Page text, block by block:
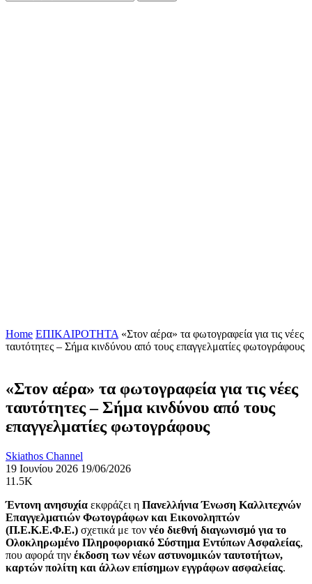
Home ΕΠΙΚΑΙΡΟΤΗΤΑ «Στον αέρα» τα φωτογραφεία για τις νέες
ταυτότητες – Σήμα κινδύνου από τους επαγγελματίες φωτογράφους
«Στον αέρα» τα φωτογραφεία για τις νέες
ταυτότητες – Σήμα κινδύνου από τους
επαγγελματίες φωτογράφους
Skiathos Channel
19 Ιουνίου 2026 19/06/2026
11.5K
Έντονη ανησυχία εκφράζει η Πανελλήνια Ένωση Καλλιτεχνών
Επαγγελματιών Φωτογράφων και Εικονοληπτών
(Π.Ε.Κ.Ε.Φ.Ε.) σχετικά με τον νέο διεθνή διαγωνισμό για το
Ολοκληρωμένο Πληροφοριακό Σύστημα Εντύπων Ασφαλείας,
που αφορά την έκδοση των νέων αστυνομικών ταυτοτήτων,
καρτών πολίτη και άλλων επίσημων εγγράφων ασφαλείας.